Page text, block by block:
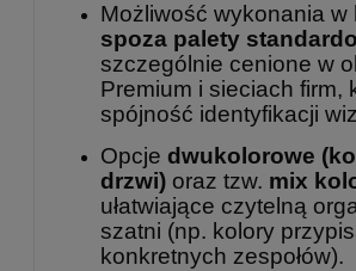
Możliwość wykonania w
spoza palety
szczególnie cenione w
Premium i sieciach firm,
spójność identyfikacji
Opcje dwukolorowe
drzwi) oraz tzw. mix
ułatwiające czytelną
szatni (np. kolory
konkretnych zespołów).